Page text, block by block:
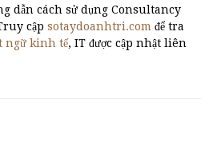
dẫn cách sử dụng Consultancy
cập sotaydoanhtri.com để tra
ngữ kinh tế, IT được cập nhật liên